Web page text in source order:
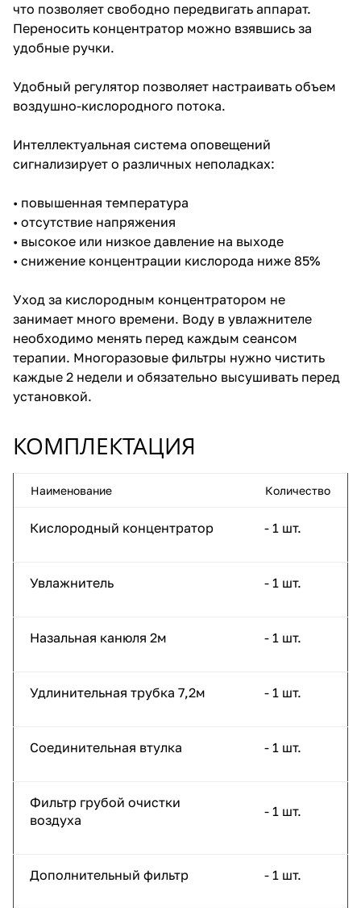
что позволяет свободно передвигать аппарат.
Переносить концентратор можно взявшись за
удобные ручки.
Удобный регулятор позволяет настраивать объем
воздушно-кислородного потока.
Интеллектуальная система оповещений
сигнализирует о различных неполадках:
• повышенная температура
• отсутствие напряжения
• высокое или низкое давление на выходе
• снижение концентрации кислорода ниже 85%
Уход за кислородным концентратором не
занимает много времени. Воду в увлажнителе
необходимо менять перед каждым сеансом
терапии. Многоразовые фильтры нужно чистить
каждые 2 недели и обязательно высушивать перед
установкой.
КОМПЛЕКТАЦИЯ
Наименование Количество
Кислородный концентратор - 1 шт.
Увлажнитель - 1 шт.
Назальная канюля 2м - 1 шт.
Удлинительная трубка 7,2м - 1 шт.
Соединительная втулка - 1 шт.
Фильтр грубой очистки
воздуха
- 1 шт.
Дополнительный фильтр - 1 шт.